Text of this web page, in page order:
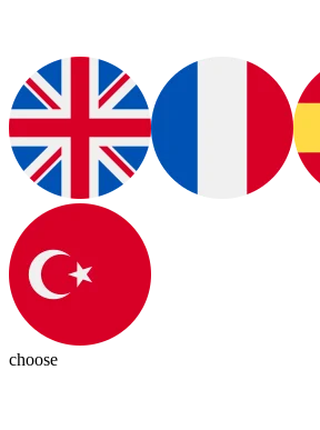
choose